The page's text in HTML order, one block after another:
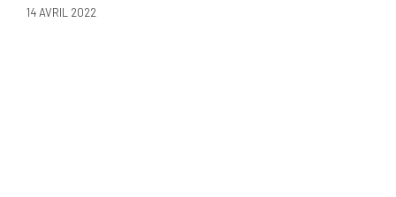
14 AVRIL 2022